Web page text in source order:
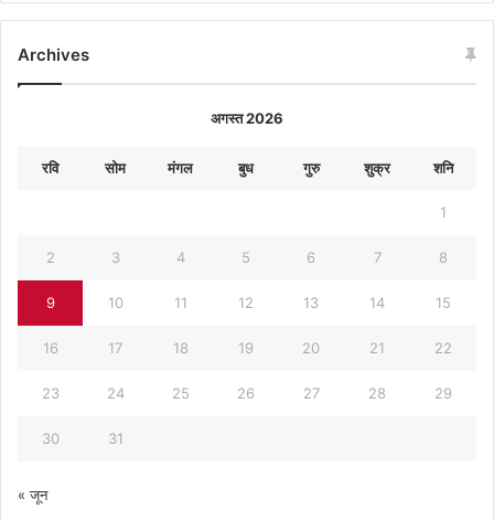
Archives
अगस्त 2026
रवि सोम मंगल बुध गुरु शुक्र शनि
1
2 3 4 5 6 7 8
9 10 11 12 13 14 15
16 17 18 19 20 21 22
23 24 25 26 27 28 29
30 31
« जून